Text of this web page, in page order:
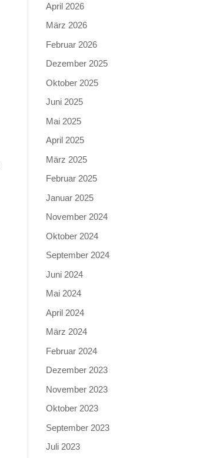
April 2026
März 2026
Februar 2026
Dezember 2025
Oktober 2025
Juni 2025
Mai 2025
April 2025
März 2025
Februar 2025
Januar 2025
November 2024
Oktober 2024
September 2024
Juni 2024
Mai 2024
April 2024
März 2024
Februar 2024
Dezember 2023
November 2023
Oktober 2023
September 2023
Juli 2023